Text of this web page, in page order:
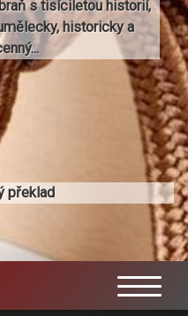
s tisíciletou historií,
historicky a
překlad